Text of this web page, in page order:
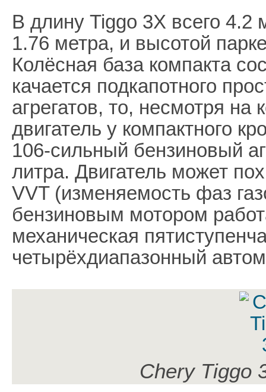
В длину Tiggo 3X всего 4.2
1.76 метра, и высотой
Колёсная база компакта
качается подкапотного
агрегатов, то, несмотря на
двигатель у компактного
106-сильный бензиновый
литра. Двигатель может
VVT (изменяемость фаз
бензиновым мотором
механическая
четырёхдиапазонный
Chery Tiggo